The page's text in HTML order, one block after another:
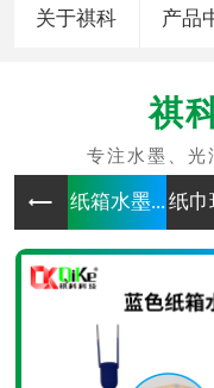
关于祺科 产品
纸箱水墨... 纸巾